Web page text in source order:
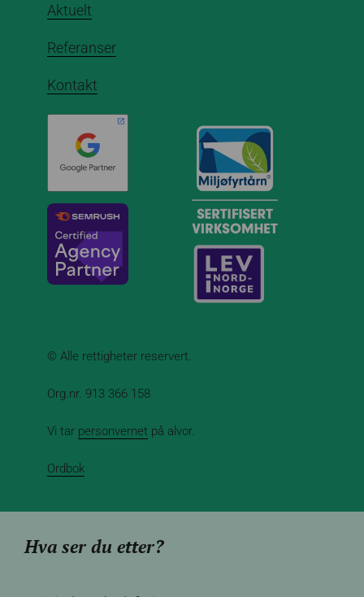
Aktuelt
Referanser
Kontakt
© Alle rettigheter reservert.
Org.nr. 913 366 158
Vi tar personvernet på alvor.
Ordbok
Hva ser du etter?